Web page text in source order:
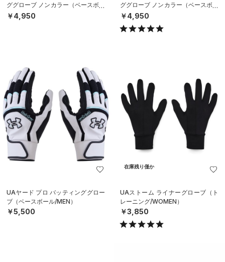
ググローブ ノンカラー（ベースボー
ル/MEN）
￥4,950
ググローブ ノンカラー（ベースボー
ル/MEN）
￥4,950
UAヤード プロ バッティンググロー
ブ（ベースボール/MEN）
￥5,500
在庫残り僅か
UAストーム ライナーグローブ（ト
レーニング/WOMEN）
￥3,850